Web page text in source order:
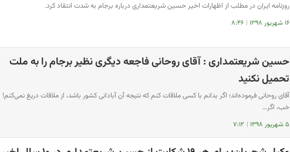
روزنامه ایران در مطلب از اظهارات اخیر حسین شریعتمداری درباره برجام به شدت انتقاد کرد.
۱۶ شهریور ۱۳۹۸ | ۸:۴۶
حسین شریعتمداری : آقای روحانی فاجعه دیگری نظیر برجام را به ملت
تحمیل نکنید
​آقای روحانی فرموده‌اند؛ اگر بدانم با کسی ملاقات کنم که نتیجه آن آبادانی کشور باشد، از ملاقات دریغ نمی‌کنم!
خب، اگر…
۵ شهریور ۱۳۹۸ | ۷:۱۲